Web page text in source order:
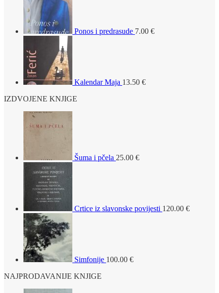
Ponos i predrasude 7.00 €
Kalendar Maja 13.50 €
IZDVOJENE KNJIGE
Šuma i pčela 25.00 €
Crtice iz slavonske povijesti 120.00 €
Simfonije 100.00 €
NAJPRODAVANIJE KNJIGE